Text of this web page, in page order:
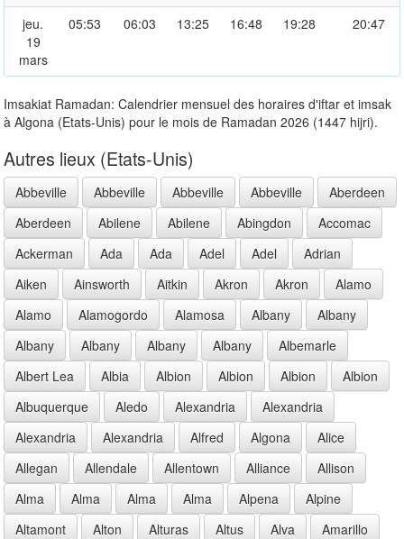
jeu.
19
mars
05:53 06:03 13:25 16:48 19:28 20:47
Imsakiat Ramadan: Calendrier mensuel des horaires d'iftar et imsak
à Algona (Etats-Unis) pour le mois de Ramadan 2026 (1447 hijri).
Autres lieux (Etats-Unis)
Abbeville Abbeville Abbeville Abbeville
Aberdeen
Aberdeen
Abilene Abilene Abingdon
Accomac
Ackerman
Ada Ada Adel Adel
Adrian
Aiken
Ainsworth Aitkin Akron Akron
Alamo
Alamo
Alamogordo Alamosa Albany
Albany
Albany
Albany Albany Albany
Albemarle
Albert Lea
Albia Albion Albion Albion
Albion
Albuquerque
Aledo Alexandria
Alexandria
Alexandria
Alexandria Alfred Algona
Alice
Allegan
Allendale Allentown Alliance
Allison
Alma
Alma Alma Alma Alpena
Alpine
Altamont
Alton Alturas Altus Alva
Amarillo